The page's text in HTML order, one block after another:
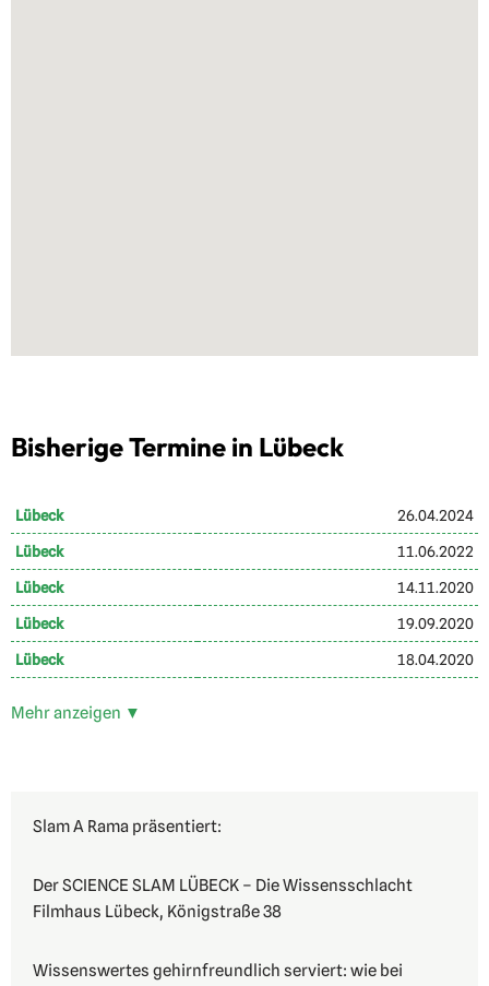
Slam A Rama präsentiert:
Der SCIENCE SLAM LÜBECK – Die Wissensschlacht
Filmhaus Lübeck, Königstraße 38
Wissenswertes gehirnfreundlich serviert: wie bei
Bisherige Termine in Lübeck
Lübeck 26.04.2024
Lübeck 11.06.2022
Lübeck 14.11.2020
Lübeck 19.09.2020
Lübeck 18.04.2020
Mehr anzeigen ▼